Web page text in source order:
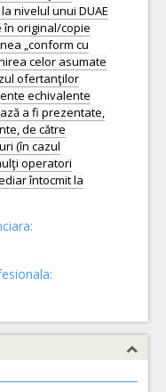
nivelul unui DUAE
în original/copie
„conform cu
celor asumate
ofertanţilor
echivalente
a fi prezentate,
de către
(în cazul
operatori
întocmit la